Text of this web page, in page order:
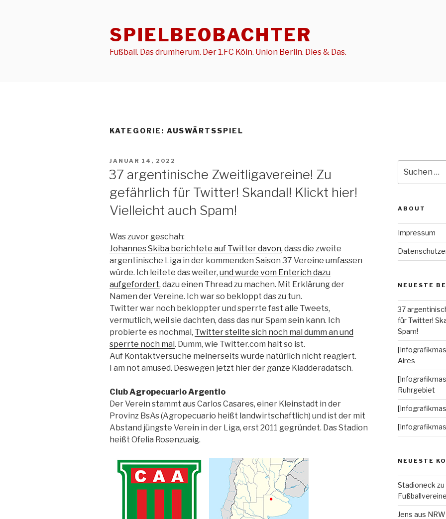
SPIELBEOBACHTER
Fußball. Das drumherum. Der 1.FC Köln. Union Berlin. Dies & Das.
KATEGORIE: AUSWÄRTSSPIEL
VERÖFFENTLICHT
JANUAR 14, 2022
37 argentinische Zweitligavereine! Zu
gefährlich für Twitter! Skandal! Klickt hier!
Vielleicht auch Spam!
Was zuvor geschah:
Johannes Skiba berichtete auf Twitter davon, dass die zweite
argentinische Liga in der kommenden Saison 37 Vereine umfassen
würde. Ich leitete das weiter, und wurde vom Enterich dazu
aufgefordert, dazu einen Thread zu machen. Mit Erklärung der
Namen der Vereine. Ich war so bekloppt das zu tun.
Twitter war noch bekloppter und sperrte fast alle Tweets,
vermutlich, weil sie dachten, dass das nur Spam sein kann. Ich
probierte es nochmal, Twitter stellte sich noch mal dumm an und
sperrte noch mal. Dumm, wie Twitter.com halt so ist.
Auf Kontaktversuche meinerseits wurde natürlich nicht reagiert.
I am not amused. Deswegen jetzt hier der ganze Kladderadatsch.
Club Agropecuario Argentio
Der Verein stammt aus Carlos Casares, einer Kleinstadt in der
Provinz BsAs (Agropecuario heißt landwirtschaftlich) und ist der mit
Abstand jüngste Verein in der Liga, erst 2011 gegründet. Das Stadion
heißt Ofelia Rosenzuaig.
nach:
ABOUT
Impressum
NEUESTE
37
für Twitter!
Spam!
Aires
Ruhrgebiet
NEUESTE
Stadioneck zu
Jens aus NRW